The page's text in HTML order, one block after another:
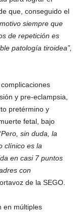
que, conseguido el
siempre que
de repetición es
patología tiroidea”,
y pre-eclampsia,
pretérmino y
fetal, bajo
sin duda, la
clínico es la
en casi 7 puntos
con
de la SEGO.
en múltiples